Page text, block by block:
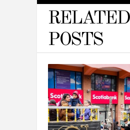
RELATED
POSTS